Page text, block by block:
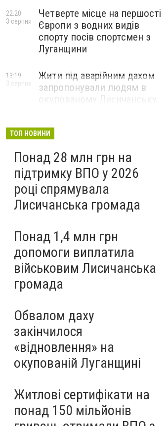
Четверте місце на першості
Європи з водних видів
спорту посів спортсмен з
Луганщини
22:20
3 серпня
Жити під аварійним дахом
запропонували людям в
окупованому Лисичанську
13:19
3 серпня
ТОП НОВИНИ
Понад 28 млн грн на
підтримку ВПО у 2026
році спрямувала
Лисичанська громада
Понад 1,4 млн грн
допомоги виплатила
військовим Лисичанська
громада
Обвалом даху
закінчилося
«відновлення» на
окупованій Луганщині
Житлові сертифікати на
понад 150 мільйонів